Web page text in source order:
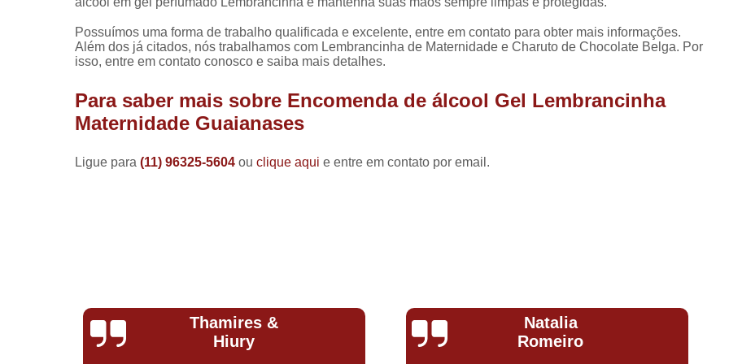
Lembrancinha de
Lembrancinha de
Lembrancinhas de Maternidade
Lembrancinha de Aniversário
Lembrancinha de Aniversário Menina
Possuímos uma forma de trabalho qualificada e excelente, entre em contato para obter mais informações.
Além dos já citados, nós trabalhamos com Lembrancinha de Maternidade e Charuto de Chocolate Belga. Por
isso, entre em contato conosco e saiba mais detalhes.
Para saber mais sobre Encomenda de álcool Gel Lembrancinha
Maternidade Guaianases
Ligue para (11) 96325-5604 ou clique aqui e entre em contato por email.
Natalia
Romeiro
Monique
Araújo